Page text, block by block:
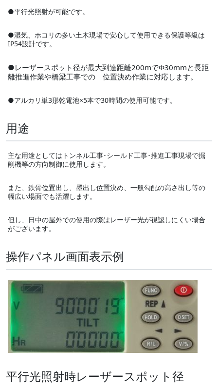
●平行光照射が可能です。
●湿気、ホコリの多い土木現場で安心して使用できる保護等級は
IP54設計です。
●レーザースポット径が最大到達距離200mでΦ30mmと長距
離推進作業や橋梁工事での 位置決め作業に対応します。
●アルカリ単3形乾電池×5本で30時間の使用可能です。
用途
主な用途としてはトンネル工事･シールド工事･推進工事現場で掘
削機等の方向制御に使用します。
また、鉄骨位置出し、墨出し位置決め、一般勾配の高さ出し等の
幅広い場面でも活躍します。
但し、日中の屋外での使用の際はレーザー光が視認しにくい場合
がございます。
操作パネル画面表示例
平行光照射時レーザースポット径